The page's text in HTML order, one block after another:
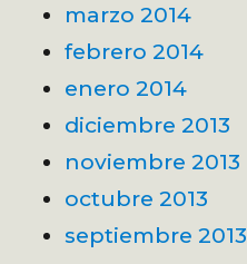
marzo 2014
febrero 2014
enero 2014
diciembre 2013
noviembre 2013
octubre 2013
septiembre 2013